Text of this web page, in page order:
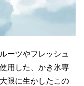
ーツやフレッシュ
用した、かき氷専
限に生かしたこの